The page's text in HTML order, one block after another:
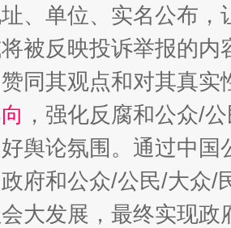
工荒背后、单位、实名公布
被反映投诉举报的
同其观点和对其真实
，强化反腐和公众/
舆论氛围。通过中
府和公众/公民/大众/
大发展，最终实现